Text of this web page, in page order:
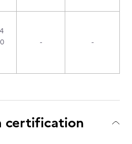
- -
certification